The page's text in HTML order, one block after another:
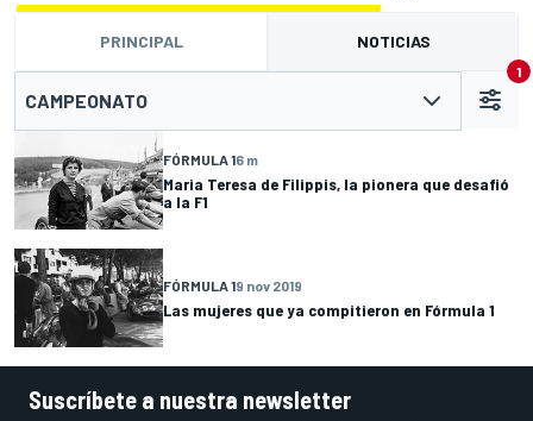
PRINCIPAL NOTICIAS
CAMPEONATO
1
FÓRMULA 16 m
Maria Teresa de Filippis, la pionera que desafió
a la F1
FÓRMULA 19 nov 2019
Las mujeres que ya compitieron en Fórmula 1
Suscríbete a nuestra newsletter